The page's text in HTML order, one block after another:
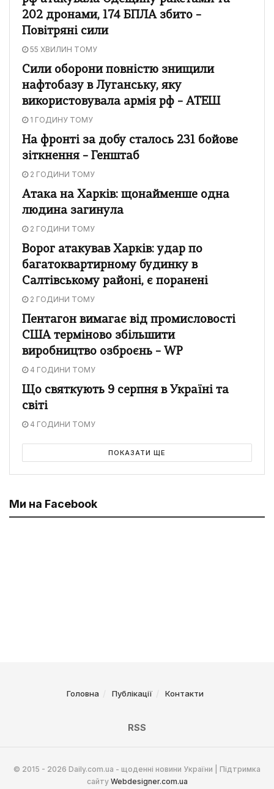
202 дронами, 174 БПЛА збито –
Повітряні сили
55 ХВИЛИН ТОМУ
Сили оборони повністю знищили
нафтобазу в Луганську, яку
використовувала армія рф – АТЕШ
1 ГОДИНУ ТОМУ
На фронті за добу сталось 231 бойове
зіткнення – Генштаб
2 ГОДИНИ ТОМУ
Атака на Харків: щонайменше одна
людина загинула
2 ГОДИНИ ТОМУ
Ворог атакував Харків: удар по
багатоквартирному будинку в
Салтівському районі, є поранені
2 ГОДИНИ ТОМУ
Пентагон вимагає від промисловості
США терміново збільшити
виробництво озброєнь – WP
4 ГОДИНИ ТОМУ
Що святкують 9 серпня в Україні та
світі
4 ГОДИНИ ТОМУ
ПОКАЗАТИ ЩЕ
Ми на Facebook
Головна Публікації Контакти
RSS
© 2015 - 2026 Daily.com.ua - щоденні новини України | Підтримка
сайту Webdesigner.com.ua